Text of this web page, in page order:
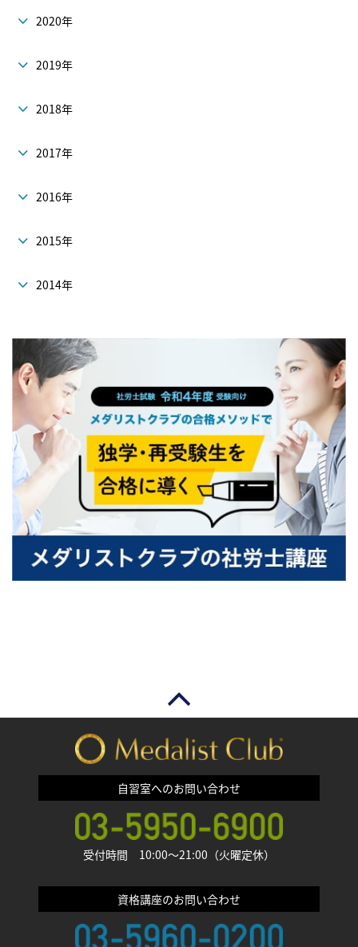
2020年
2019年
2018年
2017年
2016年
2015年
2014年
自習室へのお問い合わせ
受付時間 10:00〜21:00（火曜定休）
資格講座のお問い合わせ